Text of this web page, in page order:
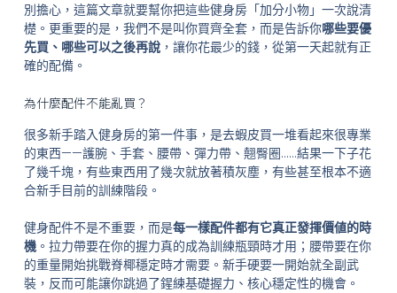
別擔心，這篇文章就要幫你把這些健身房「加分小物」一次說清
檚。更重要的是，我們不是叫你買齊全套，而是告訴你哪些要優
先買、哪些可以之後再說，讓你花最少的錢，從第一天起就有正
確的配備。
為什麼配件不能亂買？
很多新手踏入健身房的第一件事，是去蝦皮買一堆看起來很專業
的東西——護腕、手套、腰帶、彈力帶、翹臀圈……結果一下子花
了幾千塊，有些東西用了幾次就放著積灰塵，有些甚至根本不適
合新手目前的訓練階段。
健身配件不是不重要，而是每一樣配件都有它真正發揮價値的時
機。拉力帶要在你的握力真的成為訓練瓶頸時才用；腰帶要在你
的重量開始挑戰脊椰穩定時才需要。新手硬要一開始就全副武
裝，反而可能讓你跳過了鍟練基礎握力、核心穩定性的機會。